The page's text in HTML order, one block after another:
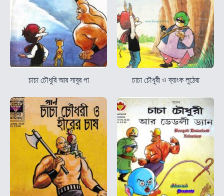
চাচা চৌধুরি আর সাবুর পা চাচা চৌধুরী ও ব্যাংক লুঠেরা